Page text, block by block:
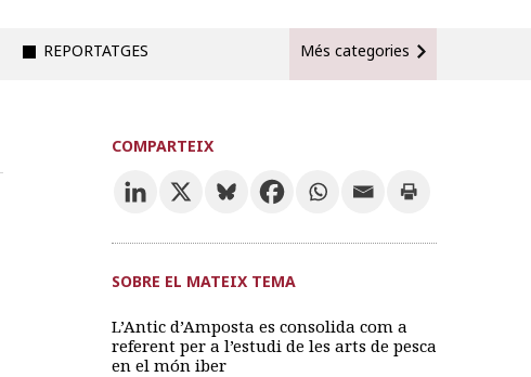
REPORTATGES Més categories
COMPARTEIX
SOBRE EL MATEIX TEMA
L’Antic d’Amposta es consolida com a
referent per a l’estudi de les arts de pesca
en el món iber